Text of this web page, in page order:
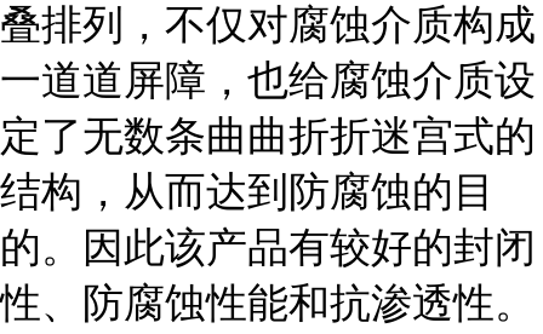
叠排列，不仅对腐蚀介质构成
一道道屏障，也给腐蚀介质设
定了无数条曲曲折折迷宫式的
结构，从而达到防腐蚀的目
的。因此该产品有较好的封闭
性、防腐蚀性能和抗渗透性。